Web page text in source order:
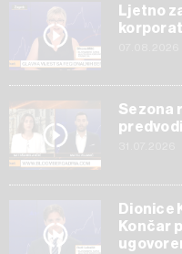
Ljetno
Sezona
Dionice
Končar